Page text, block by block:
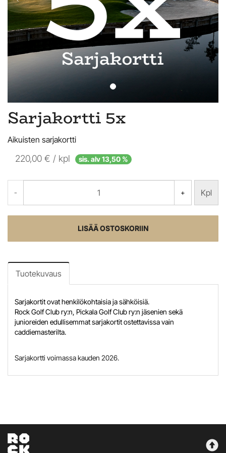
Sarjakortti 5x
Aikuisten sarjakortti
220,00 € / kpl sis. alv 13,50 %
- + Kpl
LISÄÄ OSTOSKORIIN
Tuotekuvaus
Sarjakortit ovat henkilökohtaisia ja sähköisiä.
Rock Golf Club ry:n, Pickala Golf Club ry:n jäsenien sekä
junioreiden edullisemmat sarjakortit ostettavissa vain
caddiemasterilta.
Sarjakortti voimassa kauden 2026.